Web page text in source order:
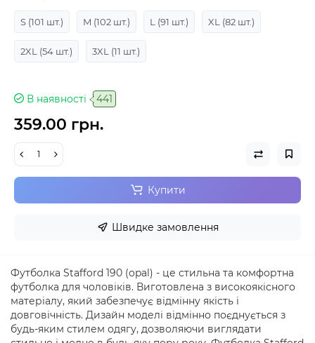
S (101 шт.) M (102 шт.) L (91 шт.) XL (82 шт.)
2XL (54 шт.) 3XL (11 шт.)
В наявності 441
359.00 грн.
Купити
Швидке замовлення
Футболка Stafford 190 (opal) - це стильна та комфортна
футболка для чоловіків. Виготовлена з високоякісного
матеріалу, який забезпечує відмінну якість і
довговічність. Дизайн моделі відмінно поєднується з
будь-яким стилем одягу, дозволяючи виглядати